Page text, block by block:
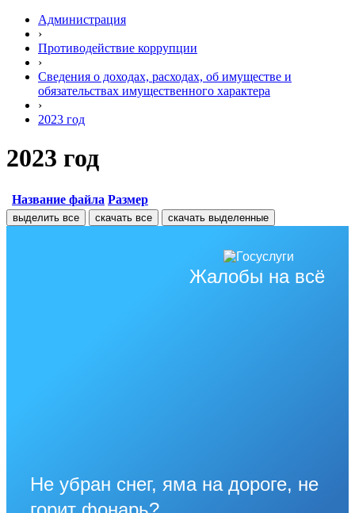
Администрация
›
Противодействие коррупции
›
Сведения о доходах, расходах, об имуществе и
обязательствах имущественного характера
›
2023 год
2023 год
Название файла Размер
выделить все скачать все скачать выделенные
Жалобы на всё
Не убран снег, яма на дороге, не